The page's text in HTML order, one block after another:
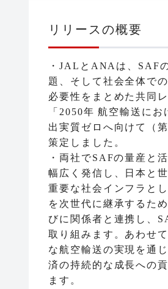
リリースの概要
・JALとANAは、SAF
題、そして社会全体で
必要性をまとめた共同
「2050年 航空輸送にお
出実質ゼロへ向けて（
策定しました。
・両社でSAFの量産と
幅広く発信し、日本と
重要な社会インフラと
を次世代に継承するた
びに関係者と連携し、
取り組みます。あわせ
な航空輸送の実現を通
済の持続的な成長への
ます。